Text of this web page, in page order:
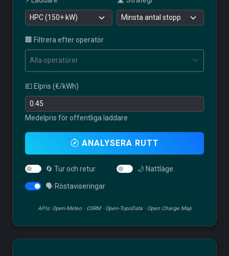
🏢 Filtrera efter operatör
Alla operatörer
💶 Elpris (€/kWh)
Medelpris för offentliga laddare
ANALYSERA RUTT
🔄 Tur och retur 🌙 Nattläge
🗣️ Röstaviseringar
APIs: Open-Meteo · OSRM · Open-TopoData · Open Charge Map